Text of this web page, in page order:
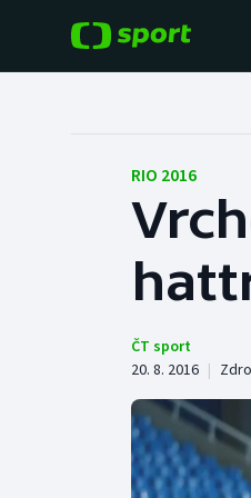
Hokej
Tenis
Cyklistika
RIO 2016
ČT sport
20. 8. 2016 |